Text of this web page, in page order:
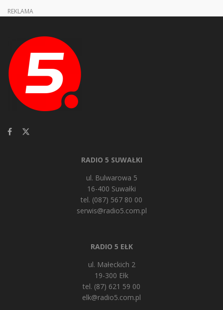
REKLAMA
RADIO 5 SUWAŁKI
ul. Bulwarowa 5
16-400 Suwałki
tel. (087) 567 80 00
serwis@radio5.com.pl
RADIO 5 EŁK
ul. Małeckich 2
19-300 Ełk
tel. (87) 621 59 00
elk@radio5.com.pl